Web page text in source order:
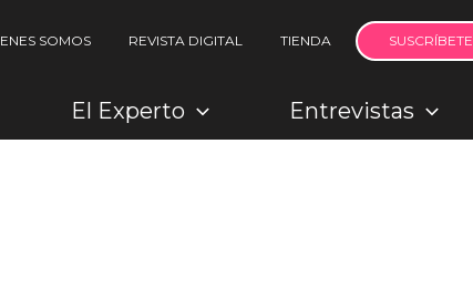
SOMOS REVISTA DIGITAL TIENDA SUSCRÍBETE
El Experto Entrevistas